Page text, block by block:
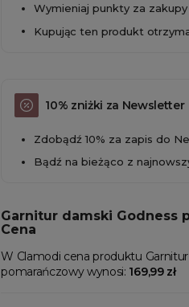
Wymieniaj punkty za
Kupując ten produkt
10% zniżki za Newsletter
Zdobądź 10% za zapis do
Bądź na bieżąco z
Garnitur damski Godness
Cena
W Clamodi cena produktu
pomarańczowy wynosi: 169,99 zł